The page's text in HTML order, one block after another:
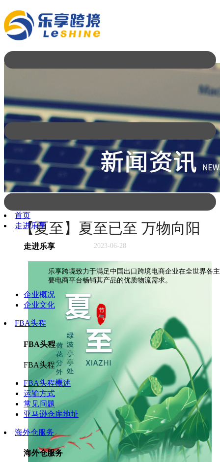
首页
走进乐享
走进乐享
乐享跨境致力于满足中国出口跨境电商企业在全世界各主
要电商平台畅销其产品的优质物流需求。
企业概况
企业文化
FBA头程
FBA头程
FBA头程
FBA头程概述
运输方式
常见问题
亚马逊仓库地址
海外仓服务
海外仓服务
【夏至】夏至已至 万物向阳
2023-06-28